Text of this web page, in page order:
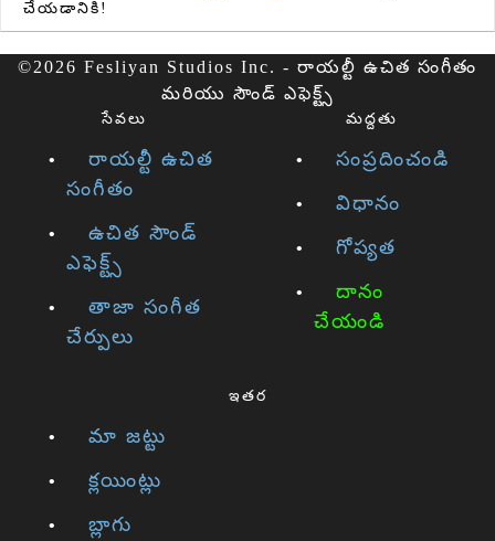
చేయడానికి!
©2026 Fesliyan Studios Inc. - రాయల్టీ ఉచిత సంగీతం
మరియు సౌండ్ ఎఫెక్ట్స్
సేవలు
రాయల్టీ ఉచిత
సంగీతం
ఉచిత సౌండ్
ఎఫెక్ట్స్
తాజా సంగీత
చేర్పులు
మద్దతు
సంప్రదించండి
విధానం
గోప్యత
దానం
చేయండి
ఇతర
మా జట్టు
క్లయింట్లు
బ్లాగు